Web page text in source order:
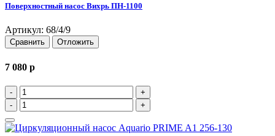
Поверхностный насос Вихрь ПН-1100
Артикул: 68/4/9
Сравнить Отложить
7 080 p
-
+
-
+